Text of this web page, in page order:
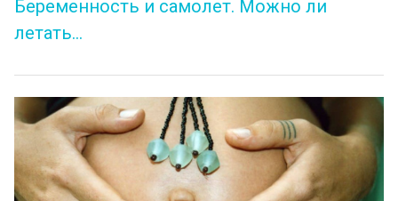
Беременность и самолет. Можно ли
летать…